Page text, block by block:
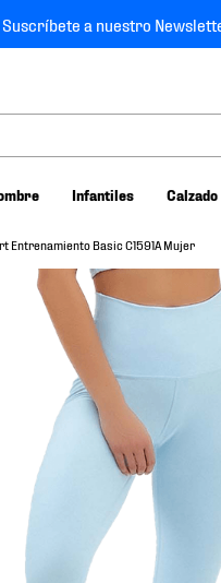
Suscríbete a nuestro
Infantiles Calzado
Entrenamiento Basic C1591A Mujer